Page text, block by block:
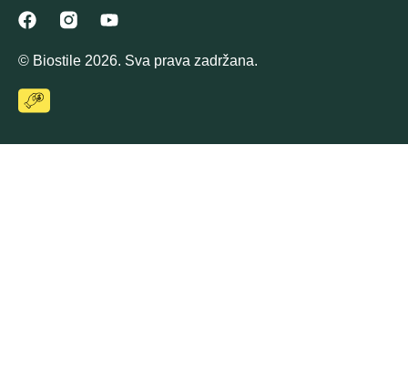
© Biostile 2026. Sva prava zadržana.